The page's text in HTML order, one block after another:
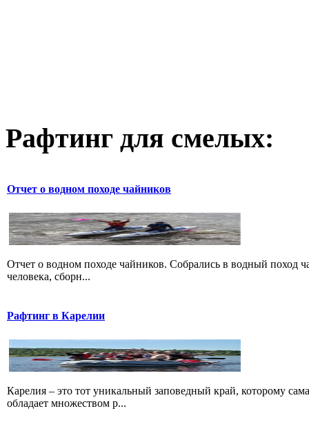
Рафтинг для смелых:
Отчет о водном походе чайников
Отчет о водном походе чайников. Собрались в водный поход
человека, сборн...
Рафтинг в Карелии
Карелия – это тот уникальный заповедный край, которому
обладает множеством р...